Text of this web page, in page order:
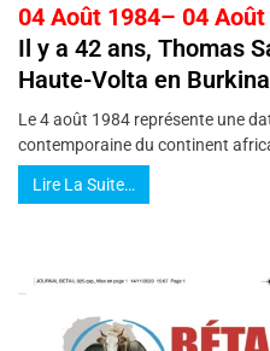
04 Août 1984– 04
Il y a 42 ans, Thomas
Haute-Volta en
Le 4 août 1984 représente une
contemporaine du continent
Lire La Suite…